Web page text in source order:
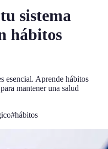
sistema
hábitos
esencial. Aprende hábitos
mantener una salud
#hábitos